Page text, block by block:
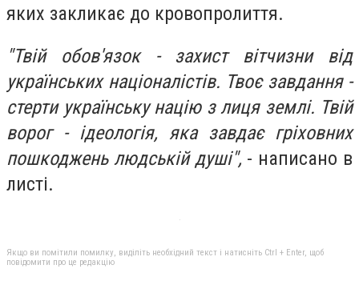
яких закликає до кровопролиття.
"Твій обов'язок - захист вітчизни від
українських націоналістів. Твоє завдання -
стерти українську націю з лиця землі. Твій
ворог - ідеологія, яка завдає гріховних
пошкоджень людській душі", - написано в
листі.
Якщо ви помітили помилку, виділіть необхідний текст і натисніть Ctrl + Enter, щоб
повідомити про це редакцію